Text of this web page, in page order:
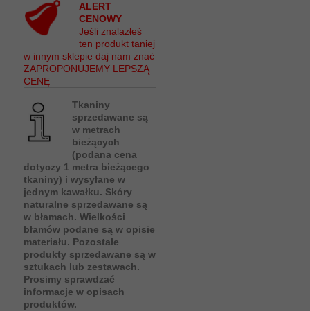
ALERT
CENOWY
Jeśli znalazłeś
ten produkt taniej
w innym sklepie daj nam znać
ZAPROPONUJEMY LEPSZĄ
CENĘ
Tkaniny
sprzedawane są
w metrach
bieżących
(podana cena
dotyczy 1 metra bieżącego
tkaniny) i wysyłane w
jednym kawałku. Skóry
naturalne sprzedawane są
w błamach. Wielkości
błamów podane są w opisie
materiału. Pozostałe
produkty sprzedawane są w
sztukach lub zestawach.
Prosimy sprawdzać
informacje w opisach
produktów.